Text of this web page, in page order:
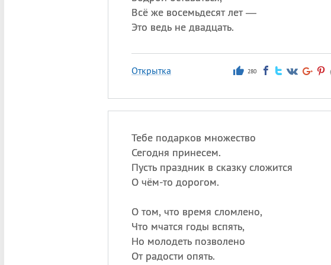
Всё же восемьдесят лет —
Это ведь не двадцать.
Открытка 280
Тебе подарков множество
Сегодня принесем.
Пусть праздник в сказку сложится
О чём-то дорогом.
О том, что время сломлено,
Что мчатся годы вспять,
Но молодеть позволено
От радости опять.